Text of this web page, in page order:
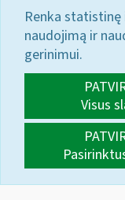
Renka
naudojimą ir
gerinimui.
Visus